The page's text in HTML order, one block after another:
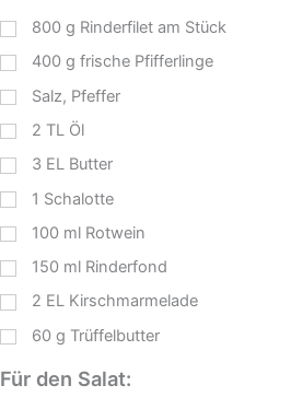
800 g Rinderfilet am Stück
400 g frische Pfifferlinge
Salz, Pfeffer
2 TL Öl
3 EL Butter
1 Schalotte
100 ml Rotwein
150 ml Rinderfond
2 EL Kirschmarmelade
60 g Trüffelbutter
Für den Salat: